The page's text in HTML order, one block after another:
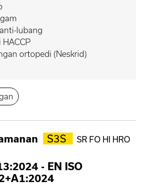
lubang
HACCP
ortopedi (Neskrid)
S3S
SR FO HI HRO
- EN ISO